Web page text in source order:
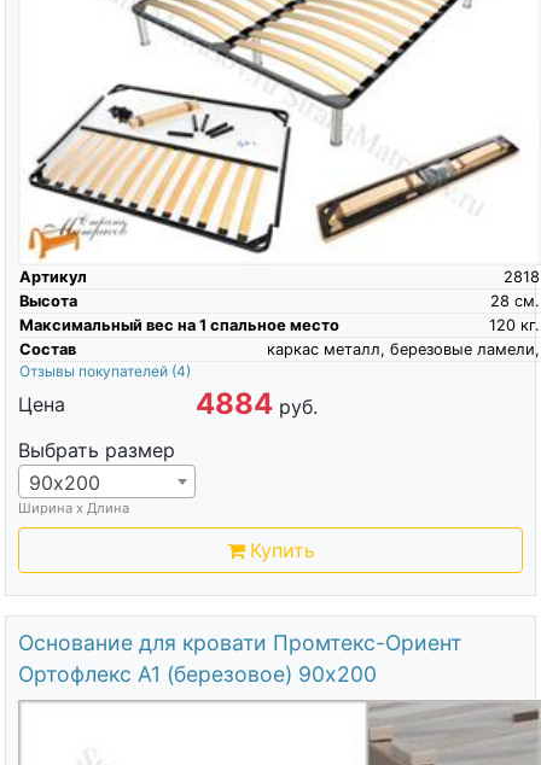
Артикул
2818
Высота
см.
28
Максимальный вес на 1 спальное место
кг.
120
Состав
каркас металл, березовые ламели,
Отзывы покупателей (4)
Цена 4884 руб.
Выбрать размер
90х200
Ширина х Длина
Купить
Основание для кровати Промтекс-Ориент
Ортофлекс А1 (березовое) 90х200